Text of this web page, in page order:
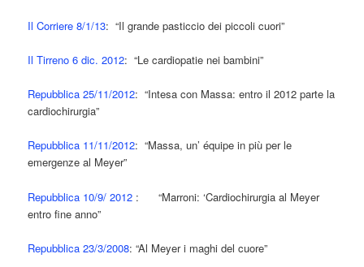
Il Corriere 8/1/13: “Il grande pasticcio dei piccoli cuori”
Il Tirreno 6 dic. 2012: “Le cardiopatie nei bambini”
Repubblica 25/11/2012: “Intesa con Massa: entro il 2012 parte la
cardiochirurgia”
Repubblica 11/11/2012: “Massa, un’ équipe in più per le
emergenze al Meyer”
Repubblica 10/9/ 2012 : “Marroni: ‘Cardiochirurgia al Meyer
entro fine anno”
Repubblica 23/3/2008: “Al Meyer i maghi del cuore”